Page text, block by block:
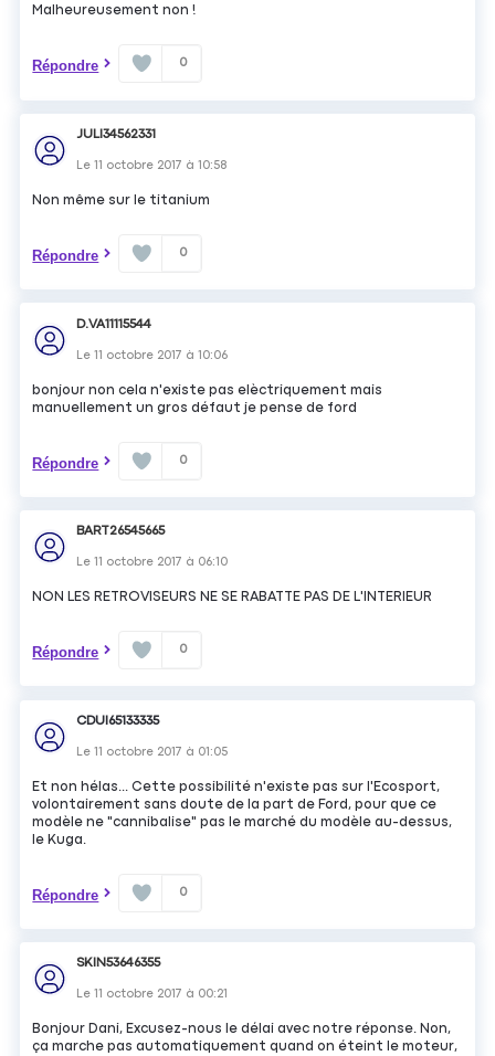
Malheureusement non !
Répondre 0
JULI34562331
Le11 octobre 2017 à10:58
Non même sur le titanium
Répondre 0
D.VA11115544
Le11 octobre 2017 à10:06
bonjour non cela n'existe pas elèctriquement mais
manuellement un gros défaut je pense de ford
Répondre 0
BART26545665
Le11 octobre 2017 à 06:10
NON LES RETROVISEURS NE SE RABATTE PAS DE L'INTERIEUR
Répondre 0
CDUI65133335
Le11 octobre 2017 à 01:05
Et non hélas... Cette possibilité n'existe pas sur l'Ecosport,
volontairement sans doute de la part de Ford, pour que ce
modèle ne "cannibalise" pas le marché du modèle au-dessus,
le Kuga.
Répondre 0
SKIN53646355
Le11 octobre 2017 à 00:21
Bonjour Dani, Excusez-nous le délai avec notre réponse. Non,
ça marche pas automatiquement quand on éteint le moteur,